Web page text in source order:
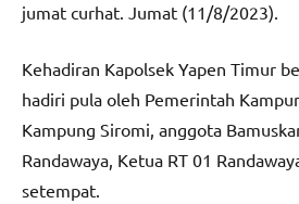
jumat curhat. Jumat (11/8/2023).
Kehadiran Kapolsek Yapen Timur
hadiri pula oleh Pemerintah
Kampung Siromi, anggota
Randawaya, Ketua RT 01
setempat.